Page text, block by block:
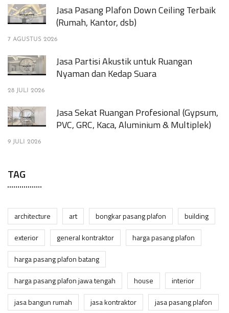
Jasa Pasang Plafon Down Ceiling Terbaik
(Rumah, Kantor, dsb)
7 AGUSTUS 2026
Jasa Partisi Akustik untuk Ruangan
Nyaman dan Kedap Suara
28 JULI 2026
Jasa Sekat Ruangan Profesional (Gypsum,
PVC, GRC, Kaca, Aluminium & Multiplek)
9 JULI 2026
TAG
architecture art bongkar pasang plafon
building
exterior
general kontraktor
harga pasang plafon
harga pasang plafon batang
harga pasang plafon jawa tengah
house
interior
jasa bangun rumah
jasa kontraktor
jasa pasang plafon